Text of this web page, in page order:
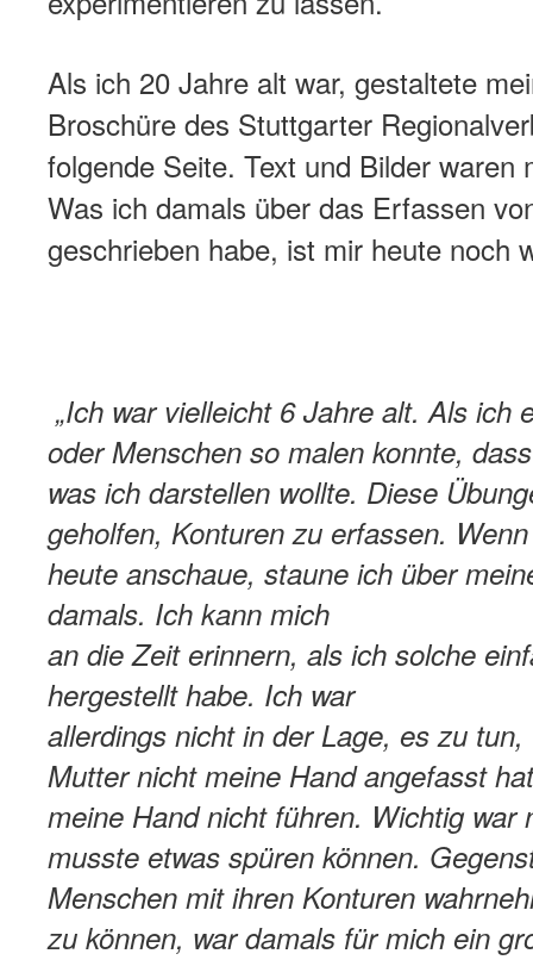
Als ich 20 Jahre alt war, gestaltete
Broschüre des Stuttgarter
folgende Seite. Text und Bilder waren
Was ich damals über das Erfassen
geschrieben habe, ist mir heute noch
„Ich war vielleicht 6 Jahre alt. Als ich
oder Menschen so malen konnte,
was ich darstellen wollte. Diese
geholfen, Konturen zu erfassen.
heute anschaue, staune ich über
damals. Ich kann mich
an die Zeit erinnern, als ich solche
hergestellt habe. Ich war
allerdings nicht in der Lage, es zu
Mutter nicht meine Hand angefasst
meine Hand nicht führen. Wichtig war
musste etwas spüren können.
Menschen mit ihren Konturen
zu können, war damals für mich ein